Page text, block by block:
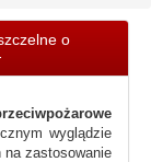
o
wyglądzie
na zastosowanie